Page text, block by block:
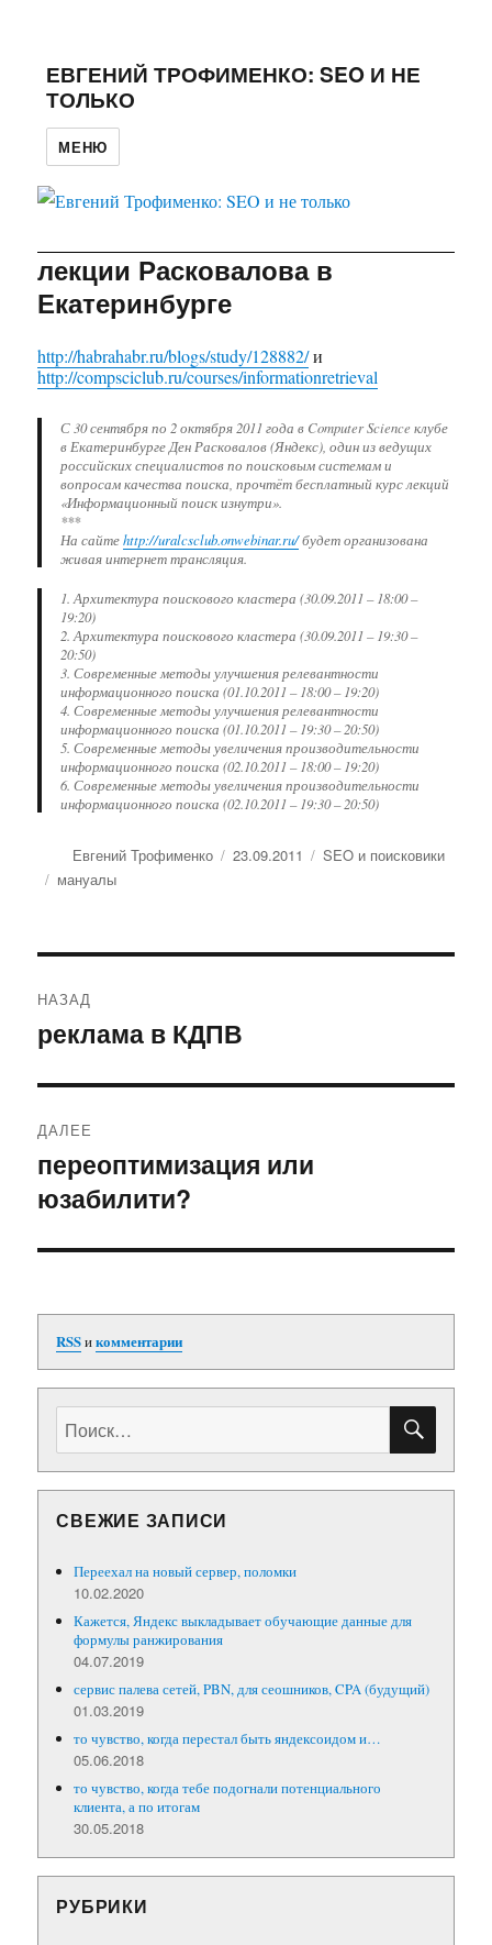
ЕВГЕНИЙ ТРОФИМЕНКО: SEO И НЕ
ТОЛЬКО
МЕНЮ
лекции Расковалова в
Екатеринбурге
http://habrahabr.ru/blogs/study/128882/и
http://compsciclub.ru/courses/informationretrieval
С 30 сентября по 2 октября 2011 года в Computer Science клубе
в Екатеринбурге Ден Расковалов (Яндекс), один из ведущих
российских специалистов по поисковым системам и
вопросам качества поиска, прочтёт бесплатный курс лекций
«Информационный поиск изнутри».
***
На сайтеhttp://uralcsclub.onwebinar.ru/будет организована
живая интернет трансляция.
1. Архитектура поискового кластера (30.09.2011 – 18:00 –
19:20)
2. Архитектура поискового кластера (30.09.2011 – 19:30 –
20:50)
3. Современные методы улучшения релевантности
информационного поиска (01.10.2011 – 18:00 – 19:20)
4. Современные методы улучшения релевантности
информационного поиска (01.10.2011 – 19:30 – 20:50)
5. Современные методы увеличения производительности
информационного поиска (02.10.2011 – 18:00 – 19:20)
6. Современные методы увеличения производительности
информационного поиска (02.10.2011 – 19:30 – 20:50)
Автор
Евгений Трофименко Опубликовано
23.09.2011 Рубрики
SEO и поисковики
Метки
мануалы
по
НАЗАД
Предыдущая
реклама в КДПВ
ДАЛЕЕ
Следующая
запись:
переоптимизация или
юзабилити?
RSSикомментарии
СВЕЖИЕ ЗАПИСИ
Переехал на новый сервер, поломки
10.02.2020
Кажется, Яндекс выкладывает обучающие данные для
формулы ранжирования
04.07.2019
сервис палева сетей, PBN, для сеошников, CPA (будущий)
01.03.2019
то чувство, когда перестал быть яндексоидом и…
05.06.2018
то чувство, когда тебе подогнали потенциального
клиента, а по итогам
30.05.2018
РУБРИКИ